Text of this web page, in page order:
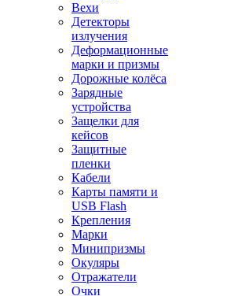
Вехи
Детекторы
излучения
Деформационные
марки и призмы
Дорожные колёса
Зарядные
устройства
Защелки для
кейсов
Защитные
пленки
Кабели
Карты памяти и
USB Flash
Крепления
Марки
Минипризмы
Окуляры
Отражатели
Очки